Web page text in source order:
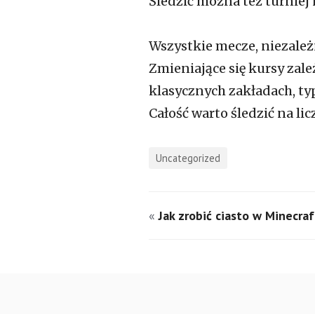
Wszystkie mecze,
Zmieniające się kursy
klasycznych zakładach,
Całość warto śledzić na
Uncategorized
«Jak zrobić ciasto w